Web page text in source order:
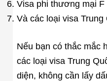
Visa phi thương mại
Và các loại visa Trung
Nếu bạn có thắc mắc
các loại visa Trung
diện, không cần lấy